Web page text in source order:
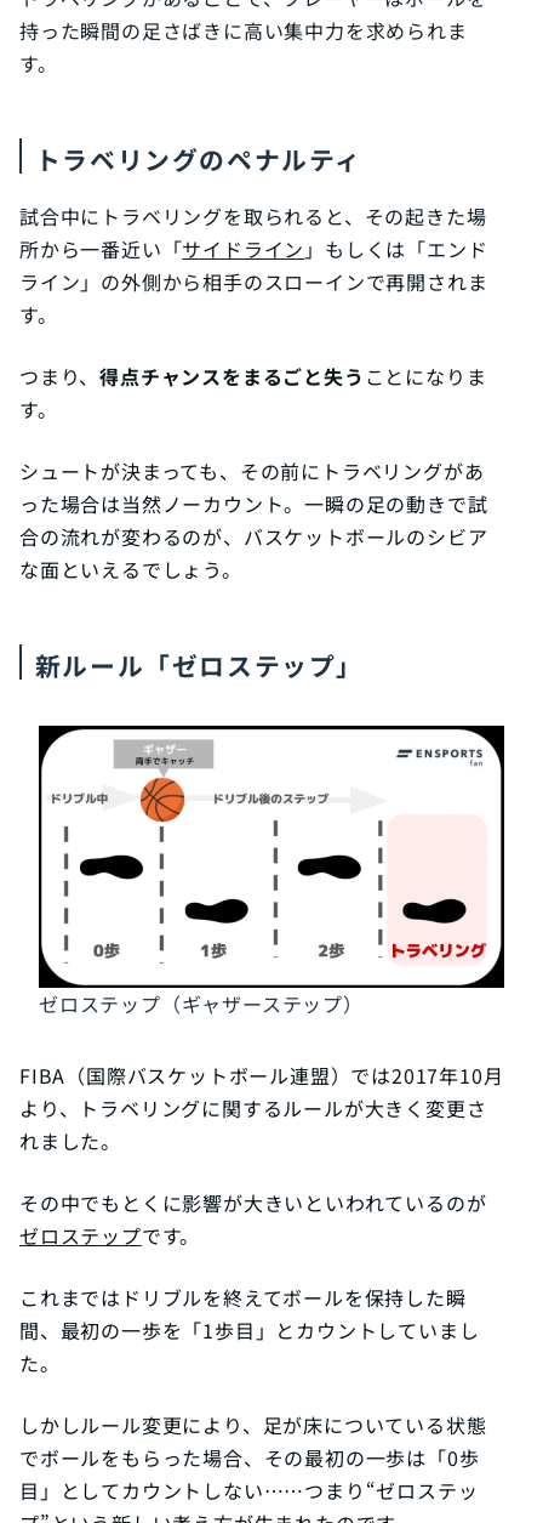
持った瞬間の足さばきに高い集中力を求められま
す。
トラベリングのペナルティ
試合中にトラベリングを取られると、その起きた場
所から一番近い「サイドライン 」もしくは「エンド
ライン」の外側から相手のスローインで再開されま
す。
つまり、得点チャンスをまるごと失う ことになりま
す。
シュートが決まっても、その前にトラベリングがあ
った場合は当然ノーカウント。一瞬の足の動きで試
合の流れが変わるのが、バスケットボールのシビア
な面といえるでしょう。
新ルール「ゼロステップ」
ゼロステップ（ギャザーステップ）
FIBA（国際バスケットボール連盟）では2017年10月
より、トラベリングに関するルールが大きく変更さ
れました。
その中でもとくに影響が大きいといわれているのが
ゼロステップです。
これまではドリブルを終えてボールを保持した瞬
間、最初の一歩を「1歩目」とカウントしていまし
た。
しかしルール変更により、足が床についている状態
でボールをもらった場合、その最初の一歩は「0歩
目」としてカウントしない……つまり“ゼロステッ